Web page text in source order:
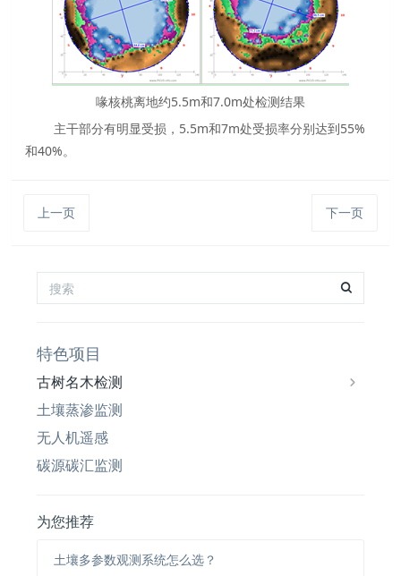
喙核桃离地约5.5m和7.0m处检测结果
主干部分有明显受损，5.5m和7m处受损率分别达到55%
和40%。
上一页 下一页
特色项目
古树名木检测
土壤蒸渗监测
无人机遥感
碳源碳汇监测
为您推荐
土壤多参数观测系统怎么选？